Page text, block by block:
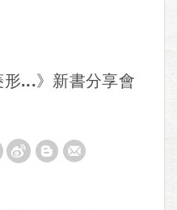
形...》新書分享會